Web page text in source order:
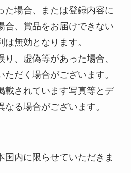
た場合、または登録内容に
合、賞品をお届けできない
無効となります。
り、虚偽等があった場合、
だく場合がございます。
載されています写真等とデ
る場合がございます。
国内に限らせていただきま